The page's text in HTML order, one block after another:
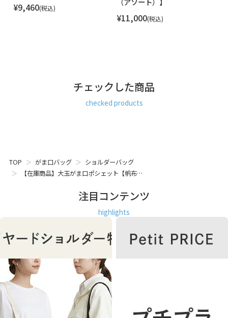
ト もらって 嬉しい ちょっと 良いもの いいもの ギフト おす
すめ 日本製 京都 ガマグチ がまぐち
¥9,460 税込
¥11,000 税込
チェックした商品
checked products
TOP がま口バッグ
ショルダーバッグ
【在庫商品】大玉がま口ポシェット【帆布…
注目コンテンツ
highlights